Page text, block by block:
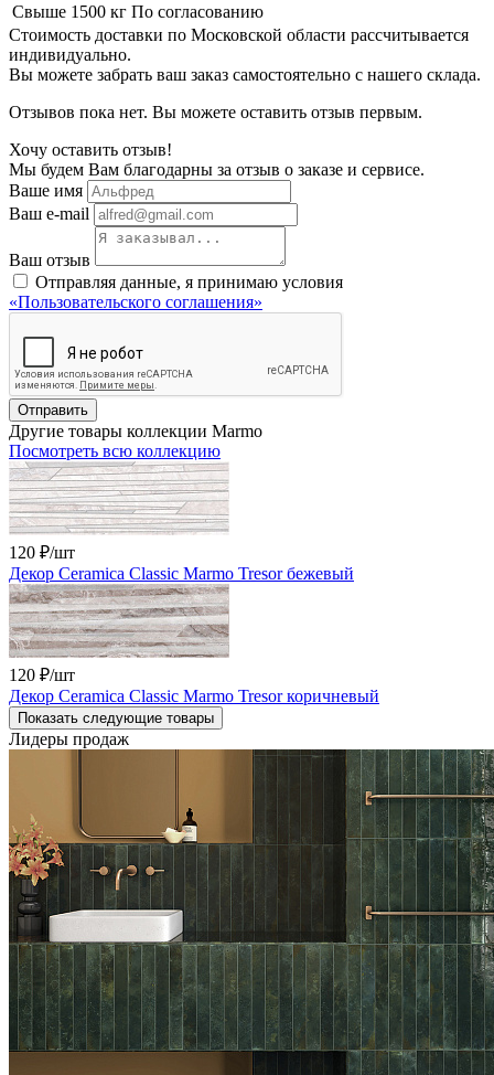
Свыше 1500 кг По согласованию
Стоимость доставки по Московской области рассчитывается
индивидуально.
Вы можете забрать ваш заказ самостоятельно с нашего склада.
Отзывов пока нет. Вы можете оставить отзыв первым.
Хочу оставить отзыв!
Мы будем Вам благодарны за отзыв о заказе и сервисе.
Ваше имя
Ваш e-mail
Ваш отзыв
Отправляя данные, я принимаю условия
«Пользовательского соглашения»
Отправить
Другие товары коллекции Marmo
Посмотреть всю коллекцию
120 ₽/шт
Декор Ceramica Classic Marmo Tresor бежевый
120 ₽/шт
Декор Ceramica Classic Marmo Tresor коричневый
Показать следующие товары
Лидеры продаж